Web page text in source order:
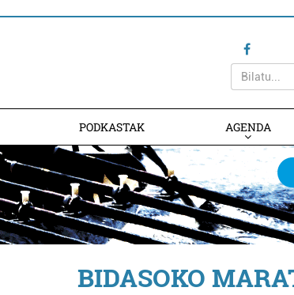
PODKASTAK AGENDA
BIDASOKO